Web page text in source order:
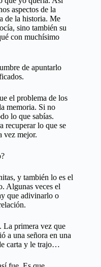
aspectos de la
de la historia. Me
sino también su
con muchísimo
de apuntarlo
el problema de los
memoria. Si no
lo que sabías.
recuperar lo que se
vez mejor.
y también lo es el
Algunas veces el
que adivinarlo o
La primera vez que
a una señora en una
carta y le trajo…